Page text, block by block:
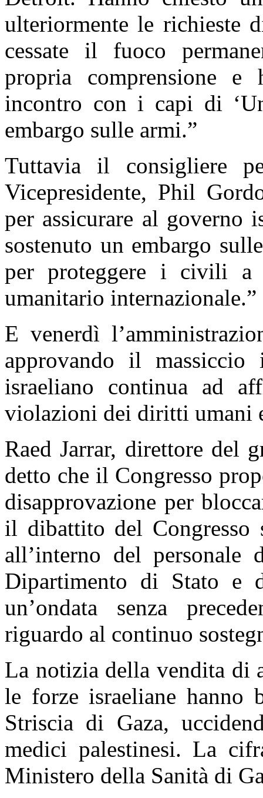
ulteriormente le richieste
cessate il fuoco
propria comprensione e
incontro con i capi di
embargo sulle armi.”
Tuttavia il consigliere
Vicepresidente, Phil
per assicurare al governo
sostenuto un embargo
per proteggere i civili
umanitario internazionale.”
E venerdì
approvando il
israeliano continua ad
violazioni dei diritti umani
Raed Jarrar, direttore del
detto che il Congresso
disapprovazione per
il dibattito del Congresso
all’interno del personale
Dipartimento di Stato e
un’ondata senza
riguardo al continuo
La notizia della vendita di
le forze israeliane hanno
Striscia di Gaza,
medici palestinesi. La
Ministero della Sanità di